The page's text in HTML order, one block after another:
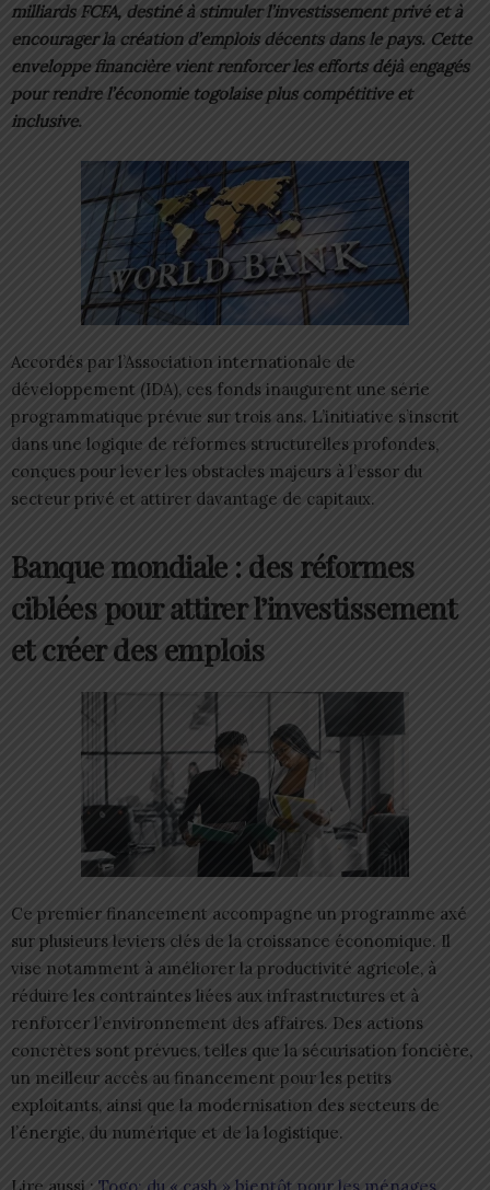
milliards FCFA, destiné à stimuler l’investissement privé et à
encourager la création d’emplois décents dans le pays. Cette
enveloppe financière vient renforcer les efforts déjà engagés
pour rendre l’économie togolaise plus compétitive et
inclusive.
Accordés par l’Association internationale de
développement (IDA), ces fonds inaugurent une série
programmatique prévue sur trois ans. L’initiative s’inscrit
dans une logique de réformes structurelles profondes,
conçues pour lever les obstacles majeurs à l’essor du
secteur privé et attirer davantage de capitaux.
Banque mondiale : des réformes
ciblées pour attirer l’investissement
et créer des emplois
Ce premier financement accompagne un programme axé
sur plusieurs leviers clés de la croissance économique. Il
vise notamment à améliorer la productivité agricole, à
réduire les contraintes liées aux infrastructures et à
renforcer l’environnement des affaires. Des actions
concrètes sont prévues, telles que la sécurisation foncière,
un meilleur accès au financement pour les petits
exploitants, ainsi que la modernisation des secteurs de
l’énergie, du numérique et de la logistique.